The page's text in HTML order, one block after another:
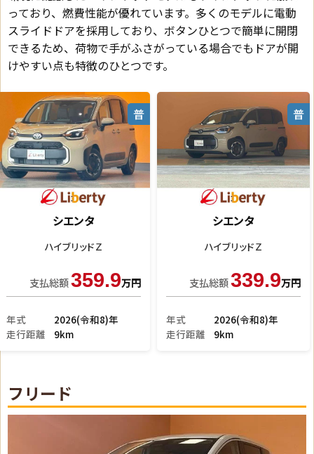
っており、燃費性能が優れています。多くのモデルに電動
スライドドアを採用しており、ボタンひとつで簡単に開閉
できるため、荷物で手がふさがっている場合でもドアが開
けやすい点も特徴のひとつです。
普
シエンタ
Ｚ
支払総額299.5万円
年式
2026(令和8)年
走行距離
6km
普
シエンタ
ハイブリッドＺ
支払総額296.9万円
年式
2023(令和5)年
走行距離
2.9万km
フリード